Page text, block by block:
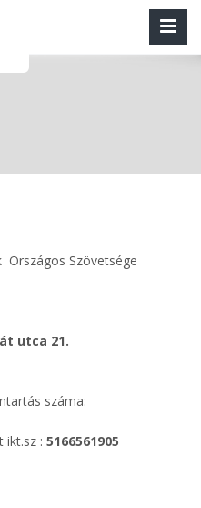
Országos Szövetsége
utca 21.
száma:
ikt.sz : 5166561905